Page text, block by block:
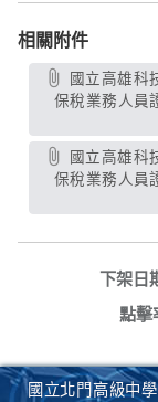
相關附件
保稅業務人員
保稅業務人員
下架日
點擊
國立北門高級中